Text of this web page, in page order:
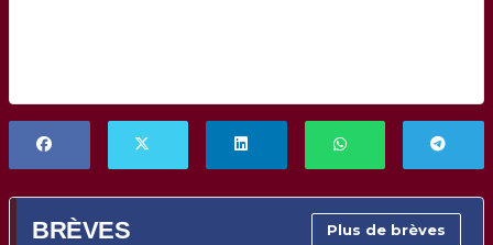
BRÈVES Plus de brèves